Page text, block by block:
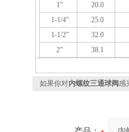
1"
20.0
1-1/4"
25.0
1-1/2"
32.0
2"
38.1
如果你对内螺纹三通球阀感